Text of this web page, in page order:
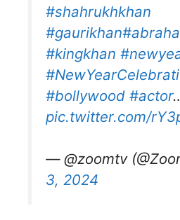
#shahrukhkhan
#gaurikhan
#kingkhan
#bollywood #actor
pic.twitter.com/
— @zoomtv
3, 2024